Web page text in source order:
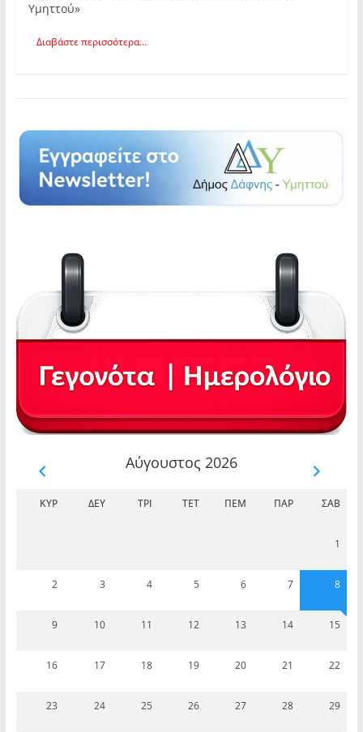
Υμηττού»
Διαβάστε περισσότερα...
Αύγουστος 2026
ΚΥΡ ΔΕΥ ΤΡΊ ΤΕΤ ΠΈΜ ΠΑΡ ΣΆΒ
1
2 3 4 5 6 7 8
9 10 11 12 13 14 15
16 17 18 19 20 21 22
23 24 25 26 27 28 29